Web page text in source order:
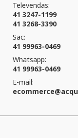
Televendas:
41 3247-1199
41 3268-3390
Sac:
41 99963-0469
Whatsapp:
41 99963-0469
E-mail: